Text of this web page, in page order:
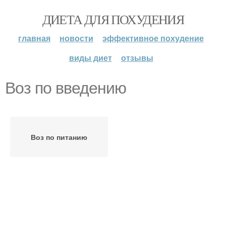
ДИЕТА ДЛЯ ПОХУДЕНИЯ
главная новости
эффективное похудение
виды диет
отзывы
Воз по введению
Воз по питанию